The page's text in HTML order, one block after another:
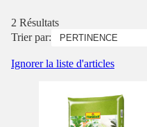
2 Résultats
Trier par:
Ignorer la liste d'articles